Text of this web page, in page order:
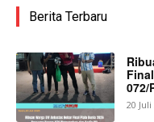
Berita Terbaru
072/
20 Juli